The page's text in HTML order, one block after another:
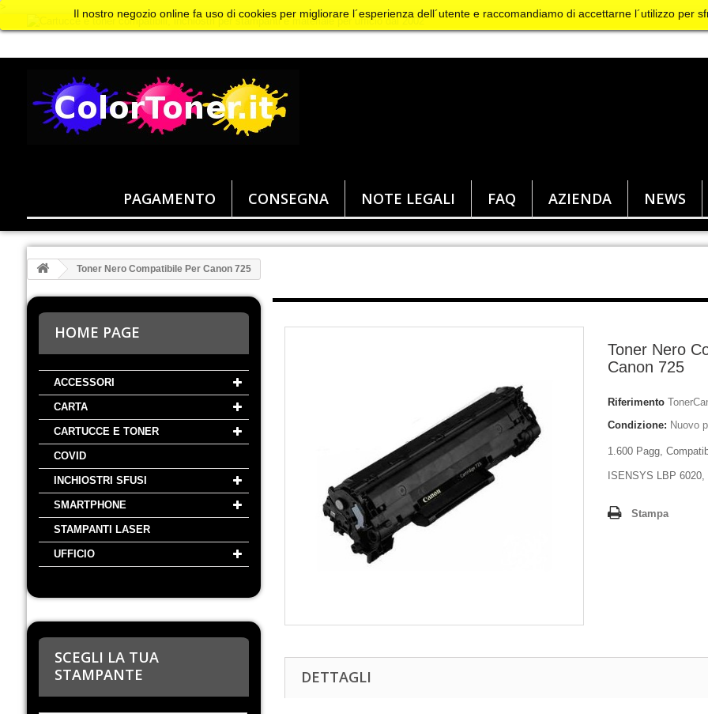
PAGAMENTO CONSEGNA NOTE LEGALI FAQ AZIENDA NEWS
Il nostro negozio online fa uso di cookies per migliorare l´esperienza dell´utente e raccomandiamo di accettarne l´utilizzo per
Toner Nero Compatibile Per Canon 725
HOME PAGE
ACCESSORI
CARTA
CARTUCCE E TONER
COVID
INCHIOSTRI SFUSI
SMARTPHONE
STAMPANTI LASER
UFFICIO
SCEGLI LA TUA
STAMPANTE
Toner Nero
Canon 725
Riferimento
Condizione: Nuovo
1.600 Pagg,
ISENSYS LBP
Stampa
DETTAGLI